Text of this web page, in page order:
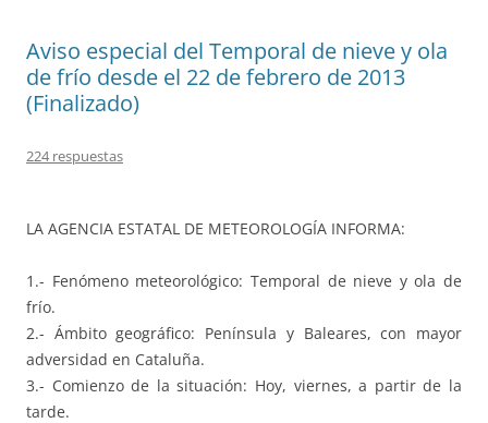
Aviso especial del Temporal de nieve y ola
de frío desde el 22 de febrero de 2013
(Finalizado)
224 respuestas
LA AGENCIA ESTATAL DE METEOROLOGÍA INFORMA:
1.- Fenómeno meteorológico: Temporal de nieve y ola de
frío.
2.- Ámbito geográfico: Península y Baleares, con mayor
adversidad en Cataluña.
3.- Comienzo de la situación: Hoy, viernes, a partir de la
tarde.